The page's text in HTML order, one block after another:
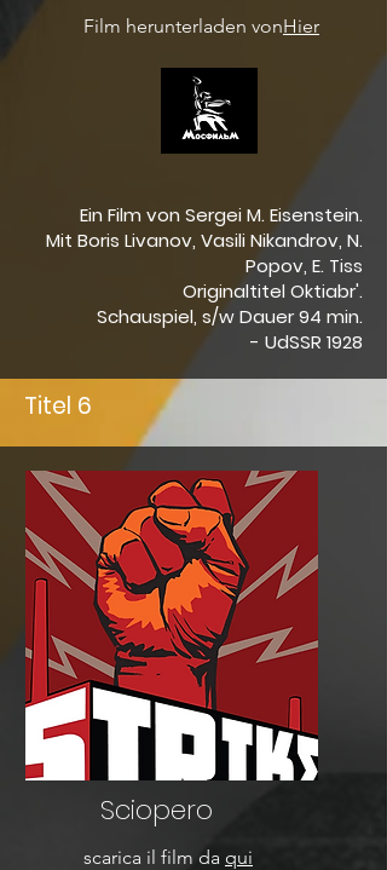
Film herunterladen vonHier
Ein Film von Sergei M. Eisenstein.
Mit Boris Livanov, Vasili Nikandrov, N.
Popov, E. Tiss
Originaltitel Oktiabr'.
Schauspiel, s/w Dauer 94 min.
- UdSSR 1928
Titel 6
Sciopero
scarica il film da qui